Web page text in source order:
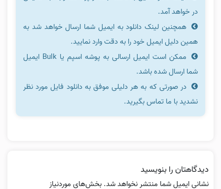
در خواهد آمد.
همچنین لینک دانلود به ایمیل شما ارسال خواهد شد به
همین دلیل ایمیل خود را به دقت وارد نمایید.
ممکن است ایمیل ارسالی به پوشه اسپم یا Bulk ایمیل
شما ارسال شده باشد.
در صورتی که به هر دلیلی موفق به دانلود فایل مورد نظر
نشدید با ما تماس بگیرید.
دیدگاهتان را بنویسید
نشانی ایمیل شما منتشر نخواهد شد. بخش‌های موردنیاز